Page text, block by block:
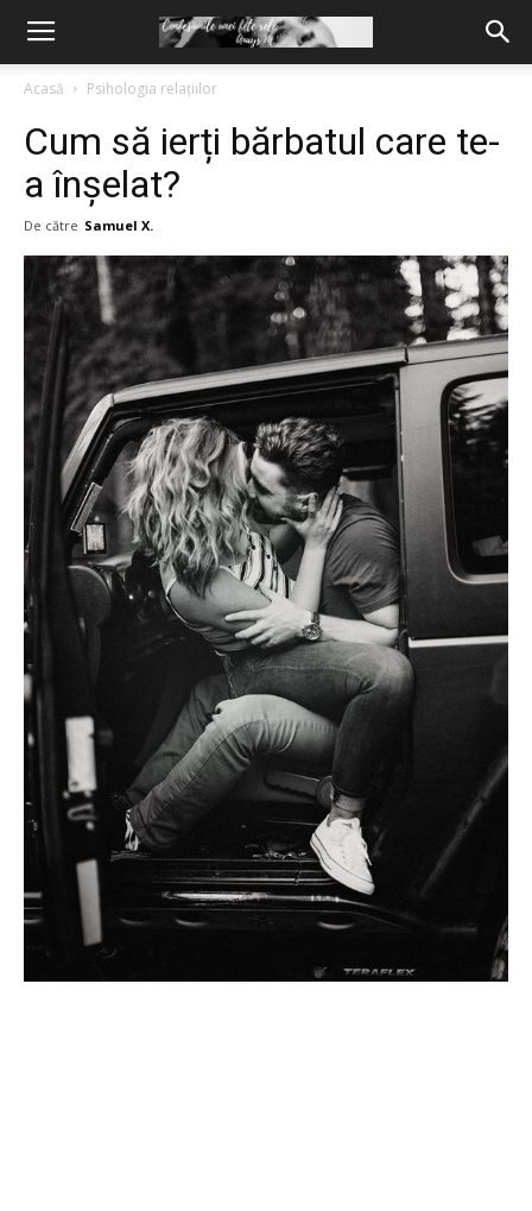
Acasă Psihologia relațiilor
Cum să ierți bărbatul care te-
a înșelat?
De către Samuel X.